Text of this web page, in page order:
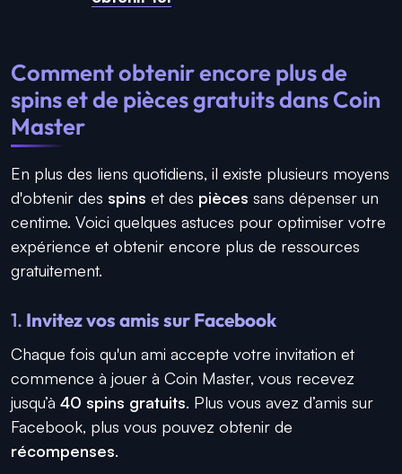
Comment obtenir encore plus de
spins et de pièces gratuits dans Coin
Master
En plus des liens quotidiens, il existe plusieurs moyens
d'obtenir des spins et des pièces sans dépenser un
centime. Voici quelques astuces pour optimiser votre
expérience et obtenir encore plus de ressources
gratuitement.
1. Invitez vos amis sur Facebook
Chaque fois qu'un ami accepte votre invitation et
commence à jouer à Coin Master, vous recevez
jusqu’à 40 spins gratuits. Plus vous avez d’amis sur
Facebook, plus vous pouvez obtenir de
récompenses.